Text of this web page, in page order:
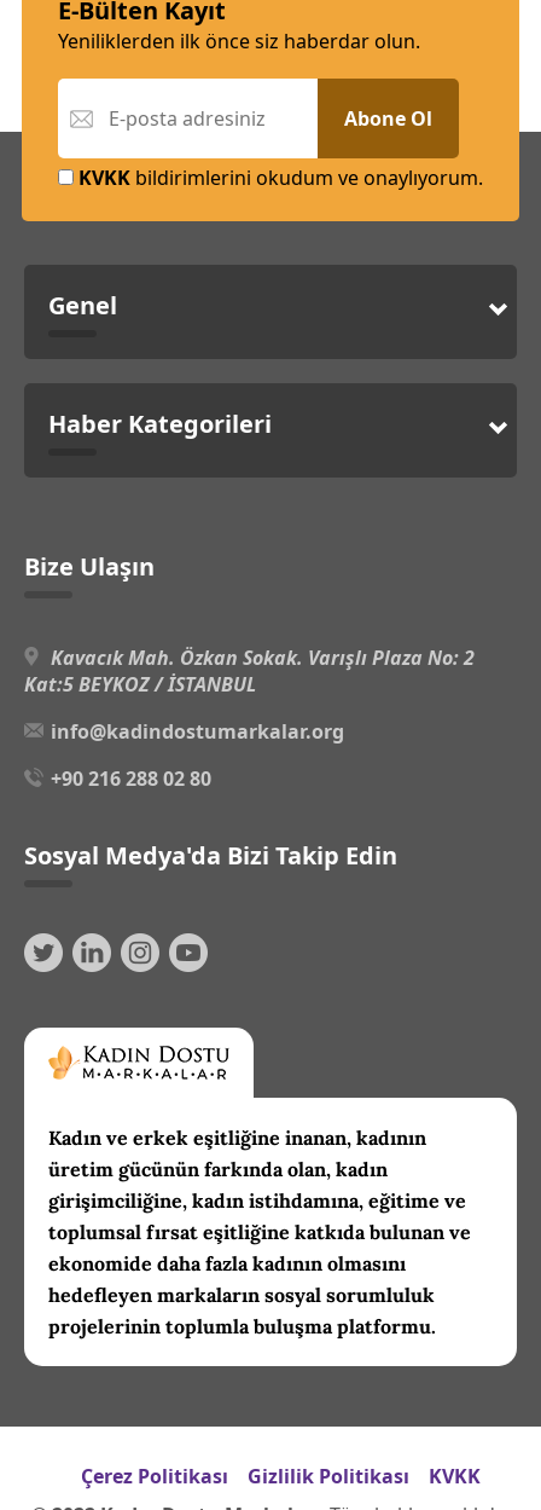
E-Bülten Kayıt
Yeniliklerden ilk önce siz haberdar olun.
Abone Ol
KVKK bildirimlerini okudum ve onaylıyorum.
Genel
Haber Kategorileri
Bize Ulaşın
Kavacık Mah. Özkan Sokak. Varışlı Plaza No: 2
Kat:5 BEYKOZ / İSTANBUL
info@kadindostumarkalar.org
+90 216 288 02 80
Sosyal Medya'da Bizi Takip Edin
Kadın ve erkek eşitliğine inanan, kadının
üretim gücünün farkında olan, kadın
girişimciliğine, kadın istihdamına, eğitime ve
toplumsal fırsat eşitliğine katkıda bulunan ve
ekonomide daha fazla kadının olmasını
hedefleyen markaların sosyal sorumluluk
projelerinin toplumla buluşma platformu.
Çerez Politikası Gizlilik Politikası
KVKK